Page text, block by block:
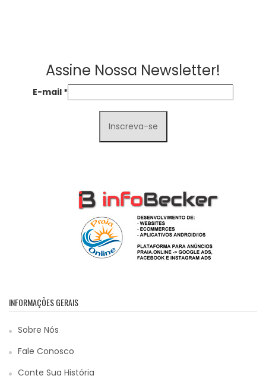
Assine Nossa Newsletter!
E-mail *
INFORMAÇÕES GERAIS
Sobre Nós
Fale Conosco
Conte Sua História